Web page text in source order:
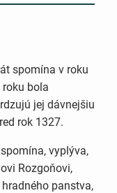
spomína v roku
roku bola
jej dávnejšiu
rok 1327.
vyplýva,
Rozgoňovi,
panstva,